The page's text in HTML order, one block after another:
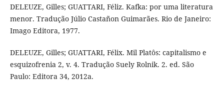
DELEUZE, Gilles; GUATTARI, Féliz. Kafka: por uma literatura
menor. Tradução Júlio Castañon Guimarães. Rio de Janeiro:
Imago Editora, 1977.
DELEUZE, Gilles; GUATTARI, Félix. Mil Platôs: capitalismo e
esquizofrenia 2, v. 4. Tradução Suely Rolnik. 2. ed. São
Paulo: Editora 34, 2012a.